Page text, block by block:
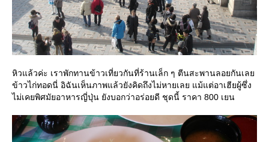
หิวแล้วค่ะ เราพักทานข้าวเที่ยวกันที่ร้านเล็ก ๆ ตีนสะพานลอยกันเล
ข้าวไก่ทอดนี่ อิฉันเห็นภาพแล้วยังคิดถึงไม่หายเลย แม้แต่อาเฮียผู้ซึ่ง
ไม่เคยพิศมัยอาหารญี่ปุ่น ยังบอกว่าอร่อยดี ชุดนี้ ราคา 800 เยน